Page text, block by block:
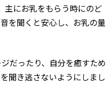
主にお乳をもらう時にのど
を聞くと安心し、お乳の量
だったり、自分を癒すため
聞き逃さないようにしまし